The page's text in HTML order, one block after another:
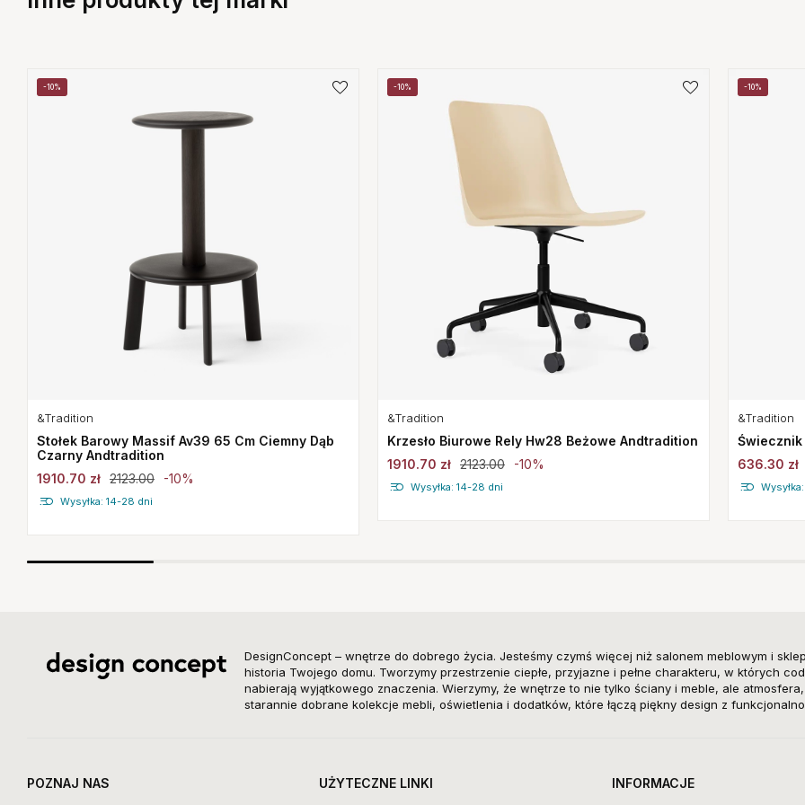
-10%
&Tradition
Stołek Barowy Massif Av39 65 Cm Ciemny Dąb
Czarny Andtradition
1910.70 zł 2123.00 -10%
Wysyłka: 14-28 dni
-10%
&Tradition
Krzesło Biurowe Rely Hw28 Beżowe Andtradition
1910.70 zł 2123.00 -10%
Wysyłka: 14-28 dni
-10%
&Tradition
636.30 zł
DesignConcept – wnętrze do dobrego życia. Jesteśmy czymś więcej niż salonem meblowym i
historia Twojego domu. Tworzymy przestrzenie ciepłe, przyjazne i pełne charakteru, w których
nabierają wyjątkowego znaczenia. Wierzymy, że wnętrze to nie tylko ściany i meble, ale
starannie dobrane kolekcje mebli, oświetlenia i dodatków, które łączą piękny design z
POZNAJ NAS UŻYTECZNE LINKI INFORMACJE